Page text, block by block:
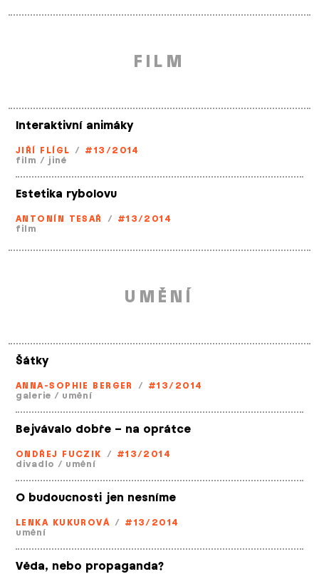
FILM
Interaktivní animáky
JIŘÍ FLÍGL / #13/2014
film / jiné
Estetika rybolovu
ANTONÍN TESAŘ / #13/2014
film
UMĚNÍ
Šátky
ANNA-SOPHIE BERGER / #13/2014
galerie / umění
Bejvávalo dobře – na oprátce
ONDŘEJ FUCZIK / #13/2014
divadlo / umění
O budoucnosti jen nesníme
LENKA KUKUROVÁ / #13/2014
umění
Věda, nebo propaganda?